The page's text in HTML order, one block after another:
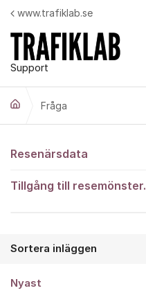
Hoppa till innehåll
Support
www.trafiklab.se
Fråga
Fråga
Resenärsdata
Tillgång till resemönster.
Sortera inläggen
Nyast